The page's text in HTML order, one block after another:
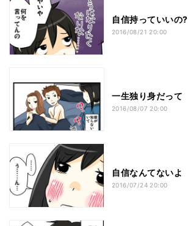
自信持っていいの?
2016/08/21 20:00
一生独り身だって
2016/08/07 20:00
自信なんてないよ
2016/07/24 20:00